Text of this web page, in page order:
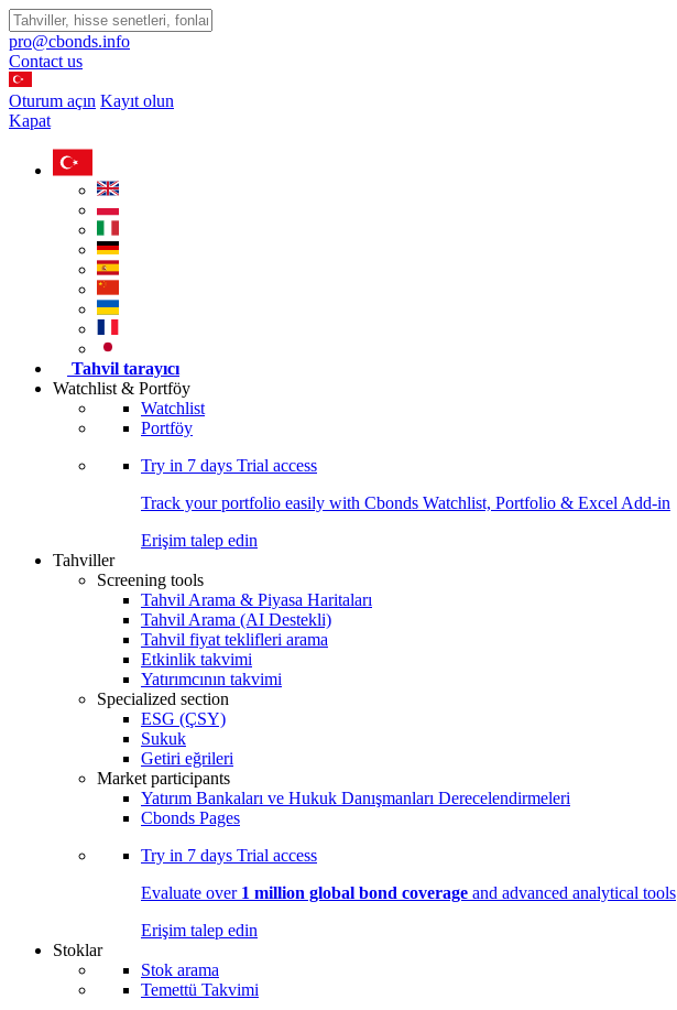
pro@cbonds.info
Contact us
Oturum açın Kayıt olun
Kapat
Tahvil tarayıcı
Watchlist & Portföy
Watchlist
Portföy
Try in 7 days Trial access
Track your portfolio easily with Cbonds Watchlist, Portfolio & Excel Add-in
Erişim talep edin
Tahviller
Screening tools
Tahvil Arama & Piyasa Haritaları
Tahvil Arama (AI Destekli)
Tahvil fiyat teklifleri arama
Etkinlik takvimi
Yatırımcının takvimi
Specialized section
ESG (ÇSY)
Sukuk
Getiri eğrileri
Market participants
Yatırım Bankaları ve Hukuk Danışmanları Derecelendirmeleri
Cbonds Pages
Try in 7 days Trial access
Evaluate over 1 million global bond coverage and advanced analytical tools
Erişim talep edin
Stoklar
Stok arama
Temettü Takvimi